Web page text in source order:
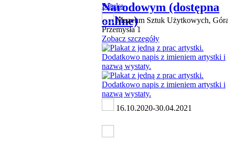
Narodowym (dostępna
online)
Sztuka
Muzeum Sztuk Użytkowych,
Przemysła 1
Zobacz szczegóły
16.10.2020-30.04.2021